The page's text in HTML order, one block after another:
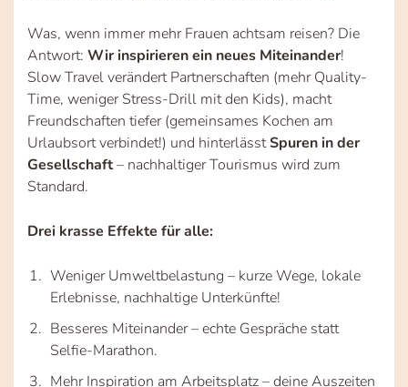
Was, wenn immer mehr Frauen achtsam reisen? Die
Antwort: Wir inspirieren ein neues Miteinander!
Slow Travel verändert Partnerschaften (mehr Quality-
Time, weniger Stress-Drill mit den Kids), macht
Freundschaften tiefer (gemeinsames Kochen am
Urlaubsort verbindet!) und hinterlässtSpuren in der
Gesellschaft– nachhaltiger Tourismus wird zum
Standard.
Drei krasse Effekte für alle:
Weniger Umweltbelastung – kurze Wege, lokale
Erlebnisse, nachhaltige Unterkünfte!
Besseres Miteinander – echte Gespräche statt
Selfie-Marathon.
Mehr Inspiration am Arbeitsplatz – deine Auszeiten